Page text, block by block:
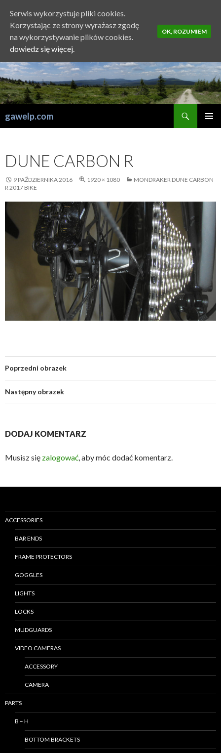
gawelp.com
DUNE CARBON R
9 PAŹDZIERNIKA 2016 1920 × 1080
MONDRAKER DUNE CARBON
R 2017 BIKE
Poprzedni obrazek
Następny obrazek
DODAJ KOMENTARZ
Musisz się zalogować, aby móc dodać komentarz.
ACCESSORIES
BAR ENDS
FRAME PROTECTORS
GOGGLES
LIGHTS
LOCKS
MUDGUARDS
VIDEO CAMERAS
ACCESSORY
CAMERA
PARTS
B – H
BOTTOM BRACKETS
Serwis wykorzystuje pliki cookies.
Korzystając ze strony wyrażasz zgodę
na wykorzystywanie plików cookies.
dowiedz się więcej.
OK, ROZUMIEM